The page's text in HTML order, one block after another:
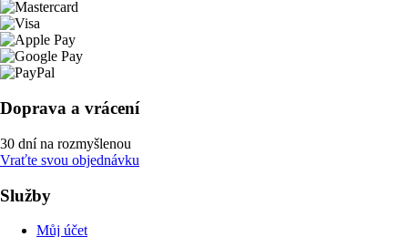
Doprava a vrácení
30 dní na rozmyšlenou
Vraťte svou objednávku
Služby
Můj účet